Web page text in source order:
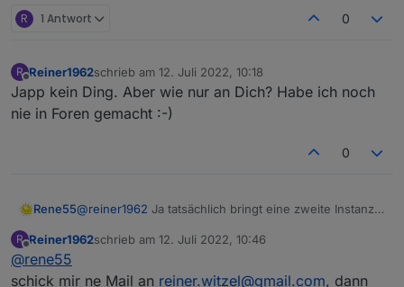
R 1 Antwort 0
R
Offline
Reiner1962schrieb am 12. Juli 2022, 10:18
zuletzt editiert von
Japp kein Ding. Aber wie nur an Dich? Habe ich noch
nie in Foren gemacht :-)
0
Rene55@reiner1962 Ja tatsächlich bringt eine zweite Instanz
immer auf "Station 1" abfragt. Hättest du den Mut, wir
versuchen, den auf mehrere BKW zu erweitern?
R
Offline
Reiner1962schrieb am 12. Juli 2022, 10:46
zuletzt editiert von
@rene55
schick mir ne Mail an reiner.witzel@gmail.com, dann